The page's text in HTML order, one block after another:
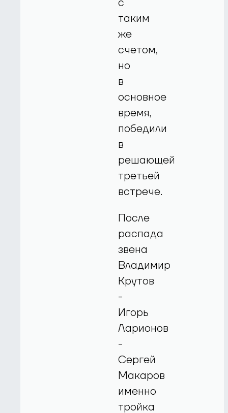
с
таким
же
счетом,
но
в
основное
время,
победили
в
решающей
третьей
встрече.
После
распада
звена
Владимир
Крутов
-
Игорь
Ларионов
-
Сергей
Макаров
именно
тройка